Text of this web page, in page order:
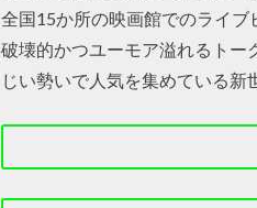
全国15か所の映画館でのライブ
破壊的かつユーモア溢れるトー
じい勢いで人気を集めている新